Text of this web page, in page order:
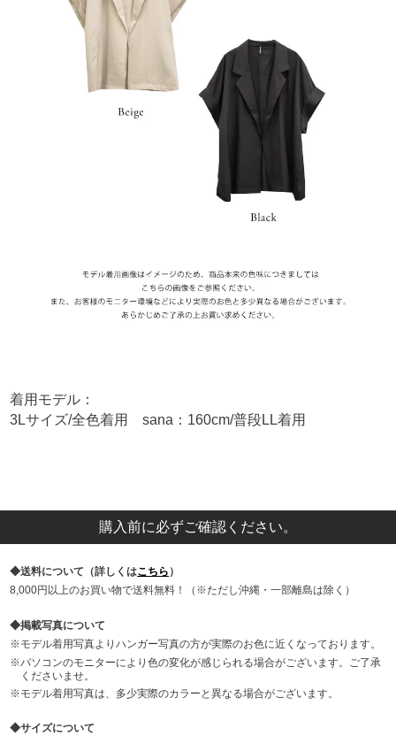
着用モデル：
3Lサイズ/全色着用 sana：160cm/普段LL着用
購入前に必ずご確認ください。
送料について（詳しくはこちら ）
8,000円以上のお買い物で送料無料！（※ただし沖縄・一部離島は除く）
掲載写真について
モデル着用写真よりハンガー写真の方が実際のお色に近くなっております。
パソコンのモニターにより色の変化が感じられる場合がございます。ご了承
くださいませ。
モデル着用写真は、多少実際のカラーと異なる場合がございます。
サイズについて